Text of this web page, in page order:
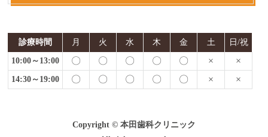
診療時間 月 火 水 木 金 土 日/祝
10:00～13:00 〇 〇 〇 〇 〇 × ×
14:30～19:00 〇 〇 〇 〇 〇 × ×
Copyright © 本田歯科クリニック